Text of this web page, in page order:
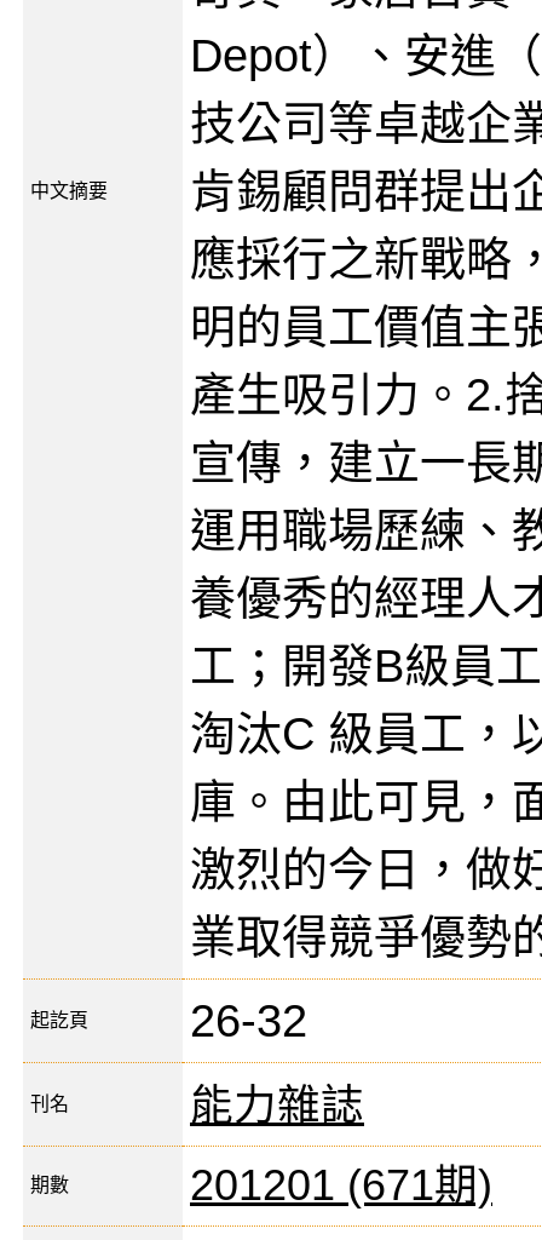
中文摘要
Depot）、安進
技公司等卓越企
肯錫顧問群提出
應採行之新戰略
明的員工價值主
產生吸引力。2.
宣傳，建立一長
運用職場歷練、
養優秀的經理人
工；開發B級員
淘汰C 級員工，
庫。由此可見，
激烈的今日，做
業取得競爭優勢
起訖頁 26-32
刊名 能力雜誌
期數 201201 (671期)